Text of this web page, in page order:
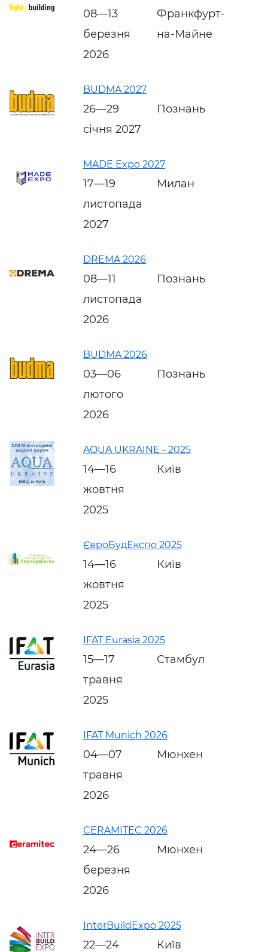
08—13
березня
2026
Франкфурт-
на-Майне
BUDMA 2027
26—29
січня 2027
Познань
MADE Expo 2027
17—19
листопада
2027
Милан
DREMA 2026
08—11
листопада
2026
Познань
BUDMA 2026
03—06
лютого
2026
Познань
AQUA UKRAINE - 2025
14—16
жовтня
2025
Київ
ЄвроБудЕкспо 2025
14—16
жовтня
2025
Київ
IFAT Eurasia 2025
15—17
травня
2025
Стамбул
IFAT Munich 2026
04—07
травня
2026
Мюнхен
CERAMITEC 2026
24—26
березня
2026
Мюнхен
InterBuildExpo 2025
22—24
Київ